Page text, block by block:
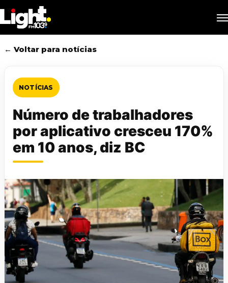
to
main
content
← Voltar para notícias
NOTÍCIAS
Número de trabalhadores
por aplicativo cresceu 170%
em 10 anos, diz BC